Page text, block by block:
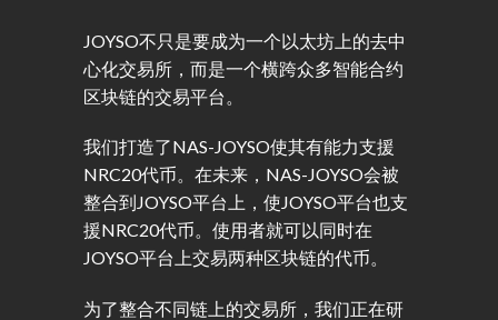
JOYSO不只是要成为一个以太坊上的去中
心化交易所，而是一个横跨众多智能合约
区块链的交易平台。
我们打造了NAS-JOYSO使其有能力支援
NRC20代币。在未来，NAS-JOYSO会被
整合到JOYSO平台上，使JOYSO平台也支
援NRC20代币。使用者就可以同时在
JOYSO平台上交易两种区块链的代币。
为了整合不同链上的交易所，我们正在研